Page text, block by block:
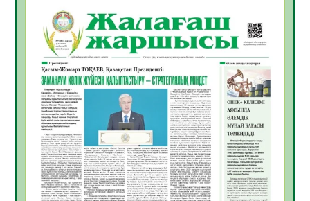
06.08.2026
Инфекциялық ауруларға қарсы иммундау
жұмыстарының тиімділігі
06.08.2026
44
Көкжөтел ауруы туралы
06.08.2026
39
АПВ вакцинасы туралы мәлімет
06.08.2026
39
Open Air: Қызылорда облысы полиция